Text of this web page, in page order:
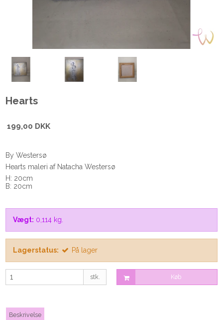
Hearts
199,00 DKK
By Westersø
Hearts maleri af Natacha Westersø
H: 20cm
B: 20cm
Vægt: 0,114 kg.
Lagerstatus: På lager
stk. Køb
Beskrivelse